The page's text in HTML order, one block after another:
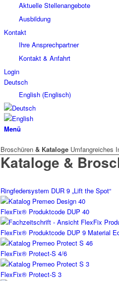
Aktuelle Stellenangebote
Ausbildung
Kontakt
Ihre Ansprechpartner
Kontakt & Anfahrt
Login
Deutsch
English (Englisch)
Menü
Broschüren & Kataloge Umfangreiches
Kataloge &
Ringfedersystem DUR 9 „Lift the Spot“
FlexFix® Produktcode DUP 40
FlexFix® Produktcode DUP 9 Material
FlexFix® Protect-S 4/6
FlexFix® Protect-S 3